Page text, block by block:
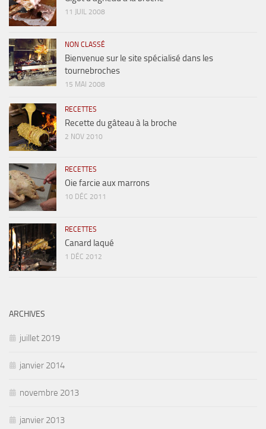
11 JUIL 2008
NON CLASSÉ
Bienvenue sur le site spécialisé dans les
tournebroches
15 MAI 2008
RECETTES
Recette du gâteau à la broche
2 NOV 2010
RECETTES
Oie farcie aux marrons
10 DÉC 2011
RECETTES
Canard laqué
1 DÉC 2012
ARCHIVES
juillet 2019
janvier 2014
novembre 2013
janvier 2013